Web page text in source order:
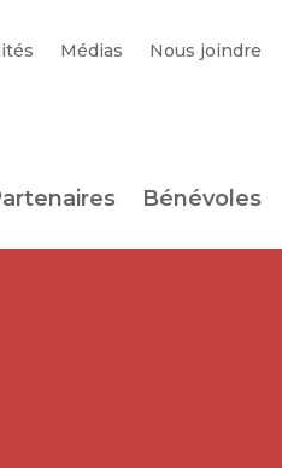
Médias Nous joindre
Bénévoles